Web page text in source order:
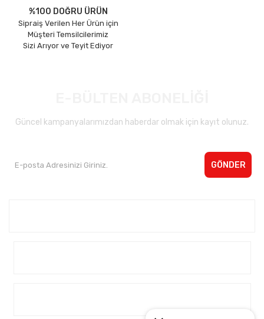
%100 DOĞRU ÜRÜN
Sipraiş Verilen Her Ürün için
Müşteri Temsilcilerimiz
Sizi Arıyor ve Teyit Ediyor
Güncel kampanyalarımızdan haberdar olmak için kayıt olunuz.
GÖNDER